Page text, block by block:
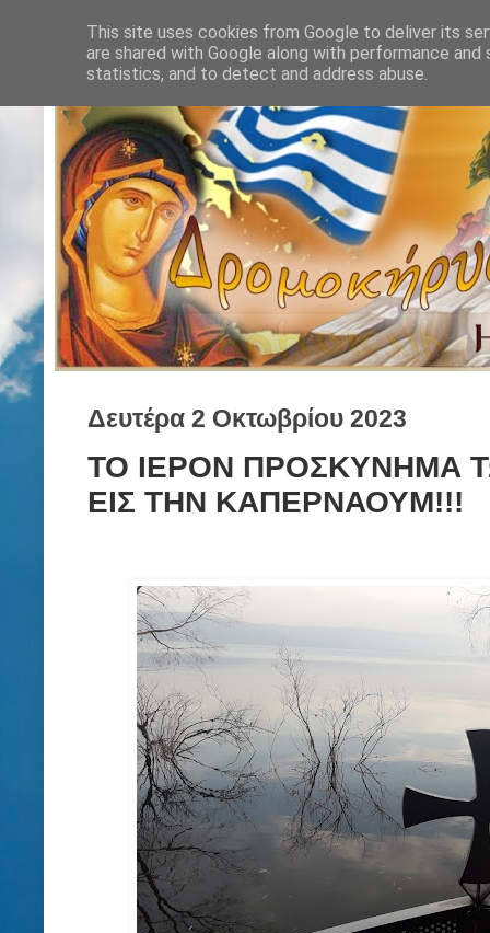
Δευτέρα 2 Οκτωβρίου 2023
ΤΟ ΙΕΡΟΝ ΠΡΟΣΚΥΝΗΜΑ
ΕΙΣ ΤΗΝ ΚΑΠΕΡΝΑΟΥΜ!!!
This site uses cookies from Google to deliver its
are shared with Google along with performance
statistics, and to detect and address abuse.